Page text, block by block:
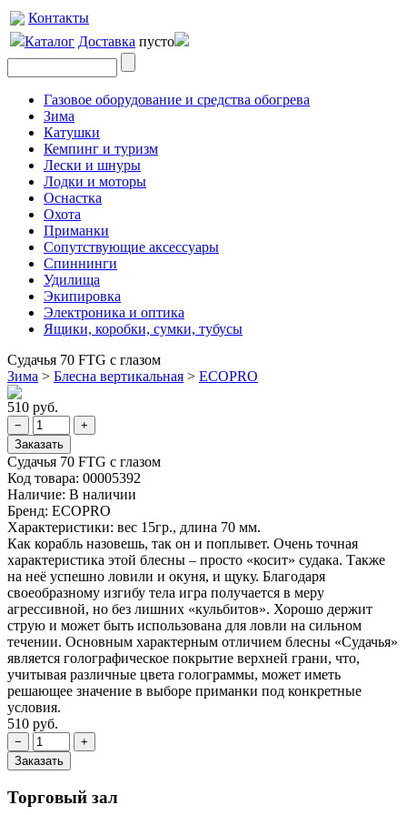
Контакты
Каталог Доставка пусто
Газовое оборудование и средства обогрева
Зима
Катушки
Кемпинг и туризм
Лески и шнуры
Лодки и моторы
Оснастка
Охота
Приманки
Сопутствующие аксессуары
Спиннинги
Удилища
Экипировка
Электроника и оптика
Ящики, коробки, сумки, тубусы
Судачья 70 FTG с глазом
Зима > Блесна вертикальная > ECOPRO
510 руб.
Судачья 70 FTG с глазом
Код товара: 00005392
Наличие: В наличии
Бренд: ECOPRO
Характеристики: вес 15гр., длина 70 мм.
Как корабль назовешь, так он и поплывет. Очень точная
характеристика этой блесны – просто «косит» судака. Также
на неё успешно ловили и окуня, и щуку. Благодаря
своеобразному изгибу тела игра получается в меру
агрессивной, но без лишних «кульбитов». Хорошо держит
струю и может быть использована для ловли на сильном
течении. Основным характерным отличием блесны «Судачья»
является голографическое покрытие верхней грани, что,
учитывая различные цвета голограммы, может иметь
решающее значение в выборе приманки под конкретные
условия.
510 руб.
Торговый зал